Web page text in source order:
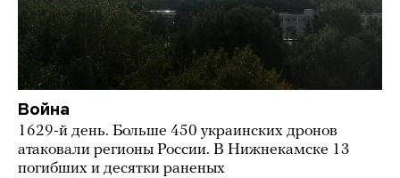
Война
1629-й день. Больше 450 украинских дронов
атаковали регионы России. В Нижнекамске 13
погибших и десятки раненых